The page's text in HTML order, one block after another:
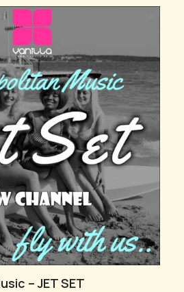
– JET SET